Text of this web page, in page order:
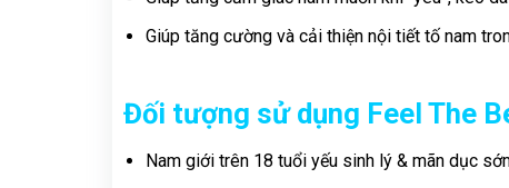
Giúp tăng cường và cải thiện nội tiết tố nam
Đối tượng sử dụng Feel The
Nam giới trên 18 tuổi yếu sinh lý & mãn dục